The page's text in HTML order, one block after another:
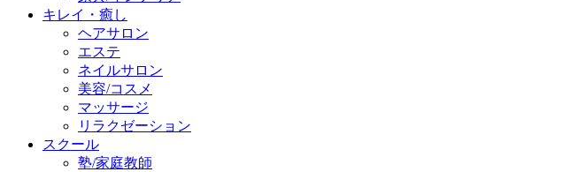
キレイ・癒し
ヘアサロン
エステ
ネイルサロン
美容/コスメ
マッサージ
リラクゼーション
スクール
塾/家庭教師